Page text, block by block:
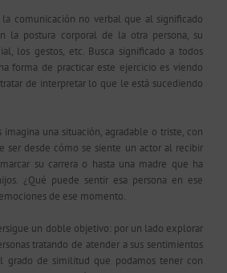
la comunicación no verbal que al significado
la postura corporal de la otra persona, su
los gestos, etc. Busca significado a todos
forma de practicar este ejercicio es viendo
de interpretar lo que le está sucediendo
una situación, agradable o triste, con
ser desde cómo se siente un actor al recibir
su carrera o hasta una madre que ha
¿Qué puede sentir esa persona en ese
de ese momento.
un doble objetivo: por un lado explorar
tratando de atender a sus sentimientos
grado de similitud que podamos tener con